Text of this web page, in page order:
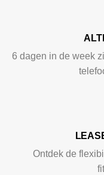
6 dagen in de week
Ontdek de